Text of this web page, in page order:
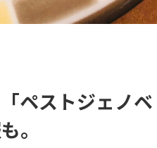
ペストジェノベ
。